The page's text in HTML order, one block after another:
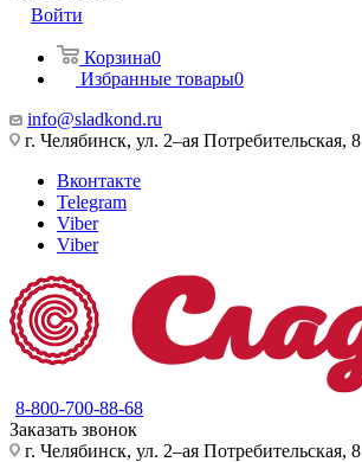
Войти
Корзина0
Избранные товары0
info@sladkond.ru
г. Челябинск, ул. 2–ая Потребительская, 8
Вконтакте
Telegram
Viber
Viber
8-800-700-88-68
Заказать звонок
г. Челябинск, ул. 2–ая Потребительская, 8